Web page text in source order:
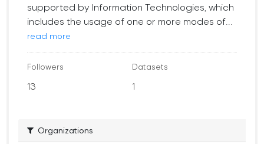
supported by Information Technologies, which
includes the usage of one or more modes of...
read more
Followers
13
Datasets
1
Organizations